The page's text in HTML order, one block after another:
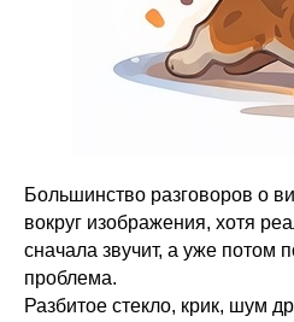
Большинство разговоров о
вокруг изображения, хотя
сначала звучит, а уже потом
проблема.
Разбитое стекло, крик, шум